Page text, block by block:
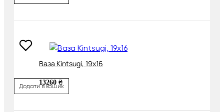
Ваза Kintsugi, 19х16
13260 ₴
Додати в кошик